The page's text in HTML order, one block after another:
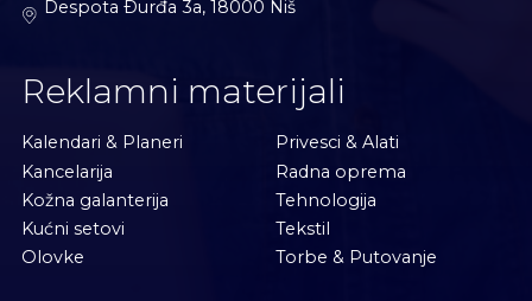
Despota Ðurđa 3a, 18000 Niš
Reklamni materijali
Kalendari & Planeri
Kancelarija
Kožna galanterija
Kućni setovi
Olovke
Privesci & Alati
Radna oprema
Tehnologija
Tekstil
Torbe & Putovanje